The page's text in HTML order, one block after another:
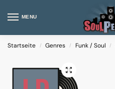
MENU
Startseite / Genres / Funk / Soul /